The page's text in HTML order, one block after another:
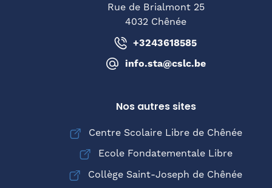
Rue de Brialmont 25
4032 Chênée
+3243618585
info.sta@cslc.be
Nos autres sites
Centre Scolaire Libre de Chênée
Ecole Fondatementale Libre
Collège Saint-Joseph de Chênée